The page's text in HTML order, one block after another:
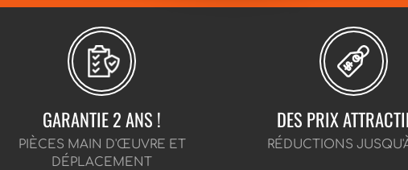
GARANTIE 2 ANS !
PIÈCES MAIN D'ŒUVRE ET
DÉPLACEMENT
DES PRIX
RÉDUCTIONS